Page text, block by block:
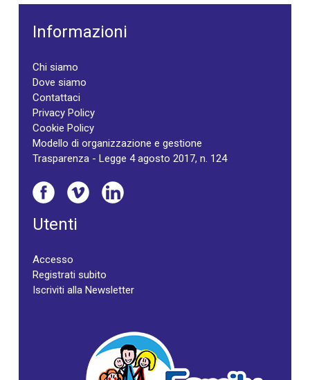
Informazioni
Chi siamo
Dove siamo
Contattaci
Privacy Policy
Cookie Policy
Modello di organizzazione e gestione
Trasparenza - Legge 4 agosto 2017, n. 124
Utenti
Accesso
Registrati subito
Iscriviti alla Newsletter